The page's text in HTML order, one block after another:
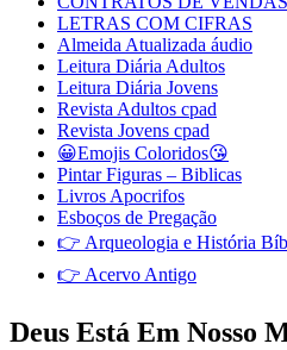
LETRAS COM CIFRAS
Almeida Atualizada áudio
Leitura Diária Adultos
Leitura Diária Jovens
Revista Adultos cpad
Revista Jovens cpad
😀Emojis Coloridos😘
Pintar Figuras – Biblicas
Livros Apocrifos
Esboços de Pregação
👉 Arqueologia e História
👉 Acervo Antigo
Deus Está Em Nosso